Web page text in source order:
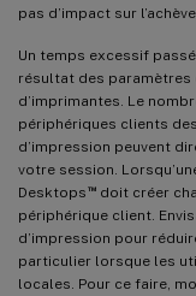
pas d’impact sur
Un temps excessif
résultat des
d’imprimantes. Le
périphériques clients
d’impression peuvent
votre session.
Desktops ™doit créer
périphérique client.
d’impression pour
particulier lorsque les
locales. Pour ce faire,